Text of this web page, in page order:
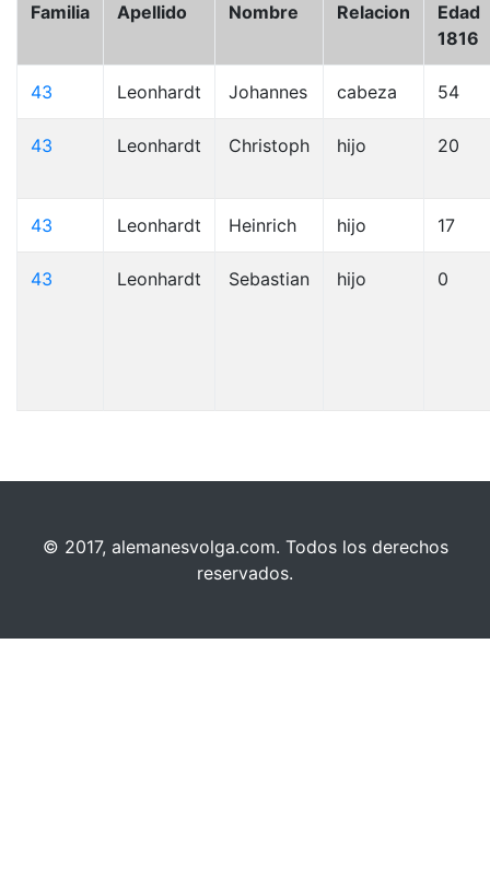
Familia Apellido Nombre Relacion
Edad
1816
43 Leonhardt Johannes cabeza 54
43 Leonhardt Christoph hijo 20
43 Leonhardt Heinrich hijo 17
43 Leonhardt Sebastian hijo 0
© 2017, alemanesvolga.com. Todos los derechos
reservados.